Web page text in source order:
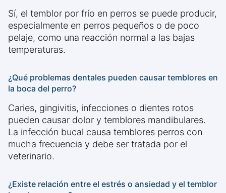
Sí, el temblor por frío en perros se puede producir,
especialmente en perros pequeños o de poco
pelaje, como una reacción normal a las bajas
temperaturas.
¿Qué problemas dentales pueden causar temblores en
la boca del perro?
Caries, gingivitis, infecciones o dientes rotos
pueden causar dolor y temblores mandibulares.
La infección bucal causa temblores perros con
mucha frecuencia y debe ser tratada por el
veterinario.
¿Existe relación entre el estrés o ansiedad y el temblor